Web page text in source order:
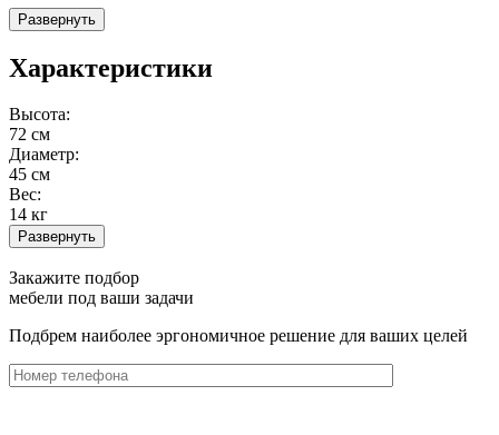
Развернуть
Характеристики
Высота:
72 см
Диаметр:
45 см
Вес:
14 кг
Развернуть
Закажите подбор
мебели под ваши задачи
Подбрем наиболее эргономичное решение для ваших целей